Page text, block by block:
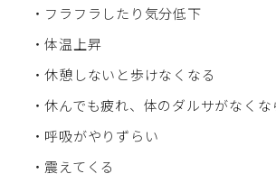
・フラフラしたり気分低下
・体温上昇
・休憩しないと歩けなくなる
・休んでも疲れ、体のダルサがなくな
・呼吸がやりずらい
・震えてくる